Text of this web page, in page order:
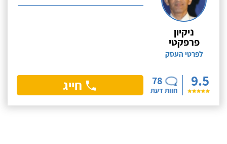
ניקיון
פרפקטי
לפרטי העסק
9.5
78
חוות דעת חייג